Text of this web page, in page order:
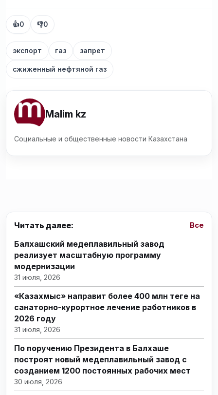
👍0 👎0
экспорт газ запрет
сжиженный нефтяной газ
Malim kz
Социальные и общественные новости Казахстана
Читать далее: Все
Балхашский медеплавильный завод
реализует масштабную программу
модернизации
31 июля, 2026
«Казахмыс» направит более 400 млн теңге на
санаторно-курортное лечение работников в
2026 году
31 июля, 2026
По поручению Президента в Балхаше
построят новый медеплавильный завод с
созданием 1200 постоянных рабочих мест
30 июля, 2026